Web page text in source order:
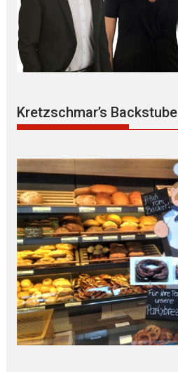
Kretzschmar’s Backstube